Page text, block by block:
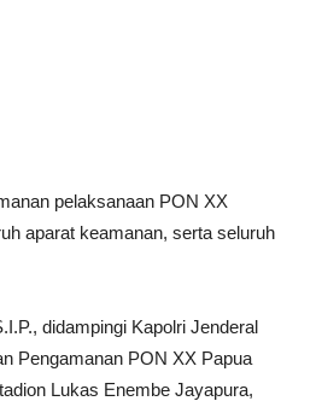
pelaksanaan PON XX
aparat keamanan, serta seluruh
didampingi Kapolri Jenderal
Pengamanan PON XX Papua
Lukas Enembe Jayapura,